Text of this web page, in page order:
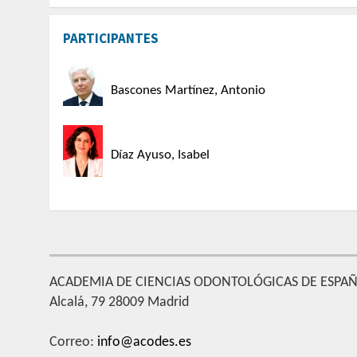
PARTICIPANTES
Bascones Martínez, Antonio
Díaz Ayuso, Isabel
ACADEMIA DE CIENCIAS ODONTOLÓGICAS DE
Alcalá, 79 28009 Madrid
Correo: info@acodes.es